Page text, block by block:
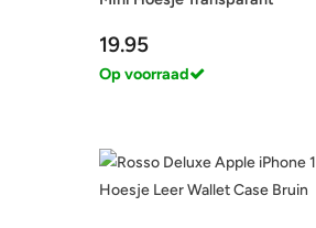
19.95
Op voorraad